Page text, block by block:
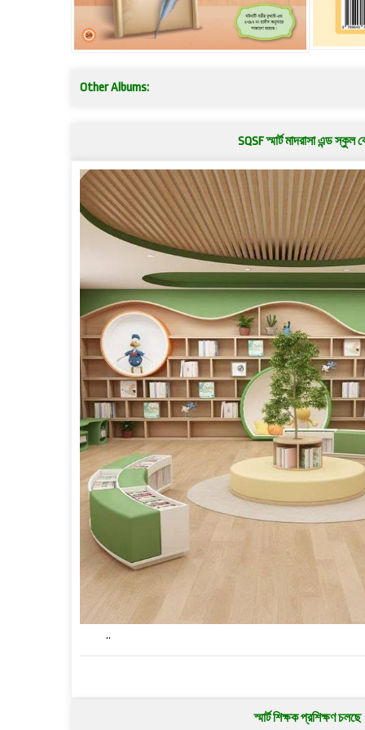
Other Albums:
SQSF স্মার্ট মাদরাসা এন্ড স্কুল
..
স্মার্ট শিক্ষক প্রশিক্ষণ চলছে